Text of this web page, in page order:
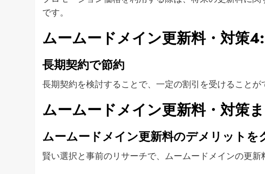
です。
ムームードメイン更新料・対策
長期契約で節約
長期契約を検討することで、一定の割引を受けることが
ムームードメイン更新料・対策
ムームードメイン更新料のデメリットを
賢い選択と事前のリサーチで、ムームードメインの更新